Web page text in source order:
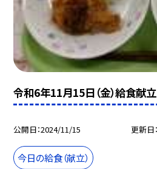
令和6年11月15日（金）給食献立
公開日 2024/11/15 更新日
今日の給食（献立）